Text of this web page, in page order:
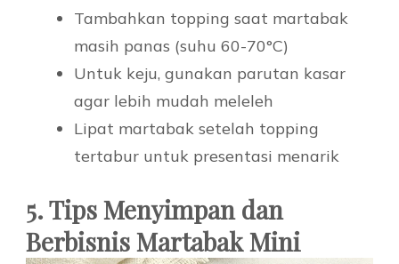
Tambahkan topping saat martabak
masih panas (suhu 60-70°C)
Untuk keju, gunakan parutan kasar
agar lebih mudah meleleh
Lipat martabak setelah topping
tertabur untuk presentasi menarik
5. Tips Menyimpan dan
Berbisnis Martabak Mini